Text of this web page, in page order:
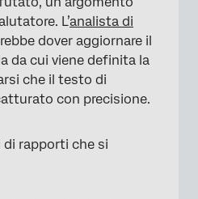
L’analista di
dover aggiornare il
da cui viene definita la
che il testo di
con precisione.
di rapporti che si